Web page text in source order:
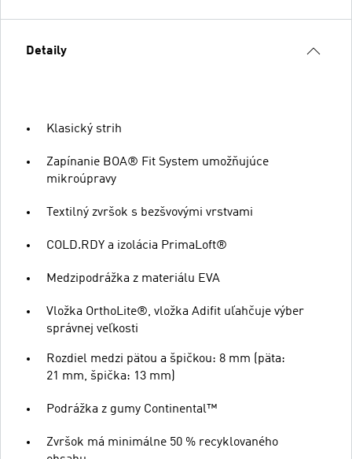
Detaily
Klasický strih
Zapínanie BOA® Fit System umožňujúce
mikroúpravy
Textilný zvršok s bezšvovými vrstvami
COLD.RDY a izolácia PrimaLoft®
Medzipodrážka z materiálu EVA
Vložka OrthoLite®, vložka Adifit uľahčuje výber
správnej veľkosti
Rozdiel medzi pätou a špičkou: 8 mm (päta:
21 mm, špička: 13 mm)
Podrážka z gumy Continental™
Zvršok má minimálne 50 % recyklovaného